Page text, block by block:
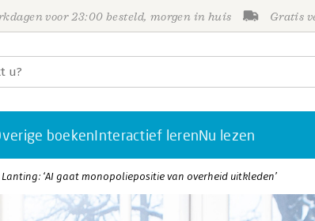
voor 23:00 besteld, morgen in huis Gratis
boekenInteractief lerenNu lezen
‘AI gaat monopoliepositie van overheid uitkleden’